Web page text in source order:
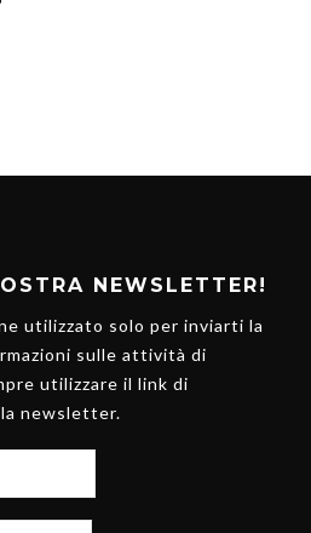
NEWSLETTER!
utilizzato solo per inviarti la
sulle attività di
utilizzare il link di
newsletter.